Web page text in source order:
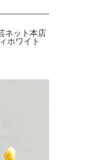
ネット本店
ホワイト